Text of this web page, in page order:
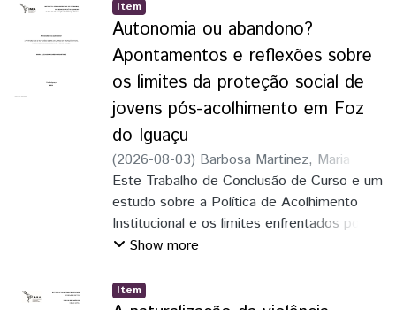
Item
Autonomia ou abandono?
Apontamentos e reflexões sobre
os limites da proteção social de
jovens pós-acolhimento em Foz
do Iguaçu
(2026-08-03) Barbosa Martinez, Maria
Alejandra
Este Trabalho de Conclusão de Curso e um
estudo sobre a Política de Acolhimento
Institucional e os limites enfrentados por
adolescentes e jovens no processo de
enfoque na realidade de Foz do Iguaçu-PR.
Show more
Item